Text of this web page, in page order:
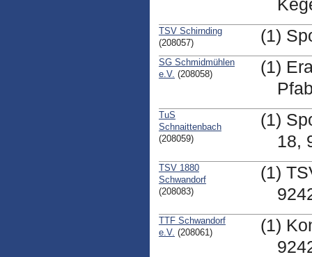
TSV Schirnding
(208057)
(1)
SG Schmidmühlen
e.V. (208058)
(1)
TuS
Schnaittenbach
(208059)
(1)
18,
TSV 1880
Schwandorf
(208083)
(1)
TTF Schwandorf
e.V. (208061)
(1)